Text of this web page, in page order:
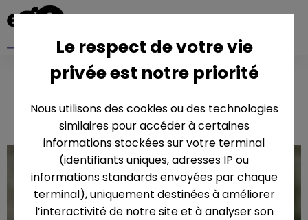
Sur la touche
Le respect de votre vie
privée est notre priorité
Nous utilisons des cookies ou des technologies
similaires pour accéder à certaines
informations stockées sur votre terminal
(identifiants uniques, adresses IP ou
informations standards envoyées par chaque
terminal), uniquement destinées à améliorer
l’interactivité de notre site et à analyser son